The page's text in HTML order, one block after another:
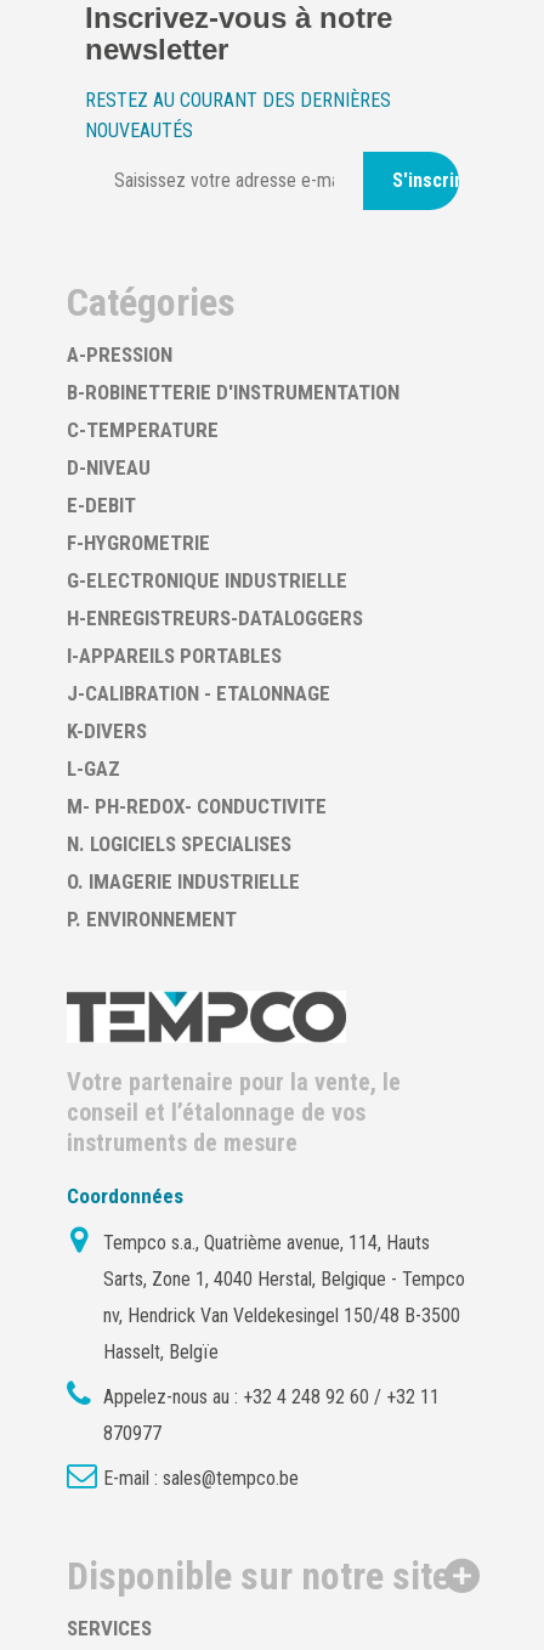
Inscrivez-vous à notre
newsletter
RESTEZ AU COURANT DES DERNIÈRES
NOUVEAUTÉS
S'inscrire
Catégories
A-PRESSION
B-ROBINETTERIE D'INSTRUMENTATION
C-TEMPERATURE
D-NIVEAU
E-DEBIT
F-HYGROMETRIE
G-ELECTRONIQUE INDUSTRIELLE
H-ENREGISTREURS-DATALOGGERS
I-APPAREILS PORTABLES
J-CALIBRATION - ETALONNAGE
K-DIVERS
L-GAZ
M- PH-REDOX- CONDUCTIVITE
N. LOGICIELS SPECIALISES
O. IMAGERIE INDUSTRIELLE
P. ENVIRONNEMENT
Votre partenaire pour la vente, le
conseil et l’étalonnage de vos
instruments de mesure
Coordonnées
Tempco s.a., Quatrième avenue, 114, Hauts
Sarts, Zone 1, 4040 Herstal, Belgique - Tempco
nv, Hendrick Van Veldekesingel 150/48 B-3500
Hasselt, Belgïe
Appelez-nous au : +32 4 248 92 60 / +32 11
870977
E-mail : sales@tempco.be
Disponible sur notre site
SERVICES